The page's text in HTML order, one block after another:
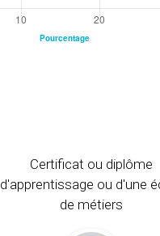
Certificat ou diplôme
d'apprentissage ou d'une
de métiers